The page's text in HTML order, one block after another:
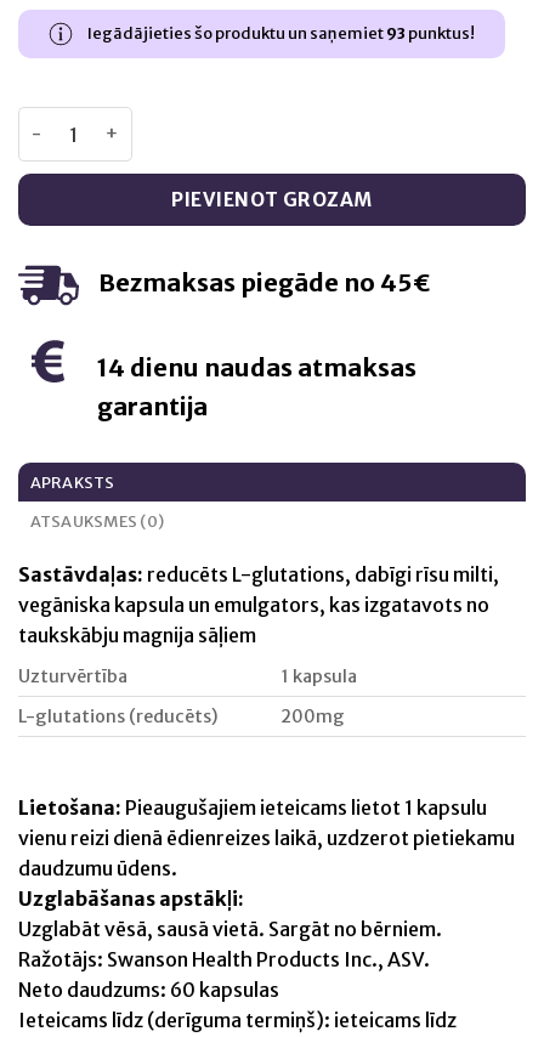
Iegādājieties šo produktu un saņemiet93 punktus!
PIEVIENOT GROZAM
Bezmaksas piegāde no 45€
14 dienu naudas atmaksas
garantija
APRAKSTS
ATSAUKSMES (0)
Sastāvdaļas: reducēts L-glutations, dabīgi rīsu milti,
vegāniska kapsula un emulgators, kas izgatavots no
taukskābju magnija sāļiem
Uzturvērtība
1 kapsula
L-glutations (reducēts)
200mg
Lietošana: Pieaugušajiem ieteicams lietot 1 kapsulu
vienu reizi dienā ēdienreizes laikā, uzdzerot pietiekamu
daudzumu ūdens.
Uzglabāšanas apstākļi:
Uzglabāt vēsā, sausā vietā. Sargāt no bērniem.
Ražotājs: Swanson Health Products Inc., ASV.
Neto daudzums: 60 kapsulas
Ieteicams līdz (derīguma termiņš): ieteicams līdz